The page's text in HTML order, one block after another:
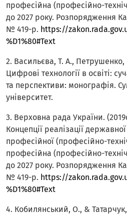
професійна (професійно-
до 2027 року. Розпорядження
№ 419-р. https://
%D1%80#Text
2. Васильєва, Т. А.,
Цифрові технології в освіті:
та перспективи: монографія.
університет.
3. Верховна рада України.
Концепції реалізації
професійної (професійно-
професійна (професійно-
до 2027 року. Розпорядження
№ 419-р. https://
%D1%80#Text
4. Кобилянський, О., & Татарчук,